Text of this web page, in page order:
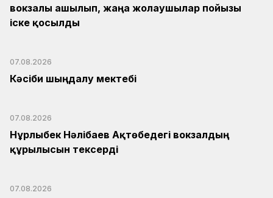
вокзалы ашылып, жаңа жолаушылар пойызы
іске қосылды
07.08.2026
Кәсіби шыңдалу мектебі
07.08.2026
Нұрлыбек Нәлібаев Ақтөбедегі вокзалдың
құрылысын тексерді
07.08.2026